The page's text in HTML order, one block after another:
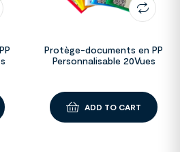
Protège-documents en PP
Personnalisable 20Vues
ADD TO CART